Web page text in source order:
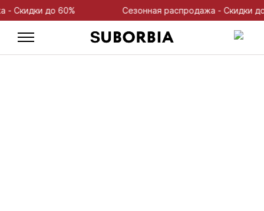
до 60% Сезонная распродажа - Скидки до